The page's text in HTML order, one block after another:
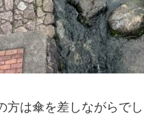
方は傘を差しながらで